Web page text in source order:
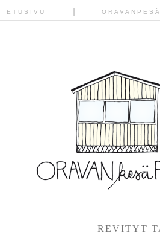
ETUSIVU ORAVANPESÄ
REVITYT